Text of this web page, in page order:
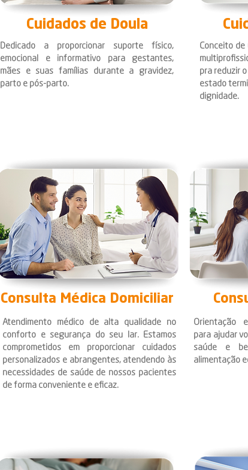
Cuidados de Doula
Dedicado a proporcionar suporte físico,
emocional e informativo para gestantes,
mães e suas famílias durante a gravidez,
parto e pós-parto.
Consulta Médica Domiciliar
Atendimento médico de alta qualidade no
conforto e segurança do seu lar. Estamos
comprometidos em proporcionar cuidados
personalizados e abrangentes, atendendo às
necessidades de saúde de nossos pacientes
de forma conveniente e eficaz.
Conceito de
pra reduzir
estado
dignidade.
Orientação
para ajudar
saúde e
alimentação